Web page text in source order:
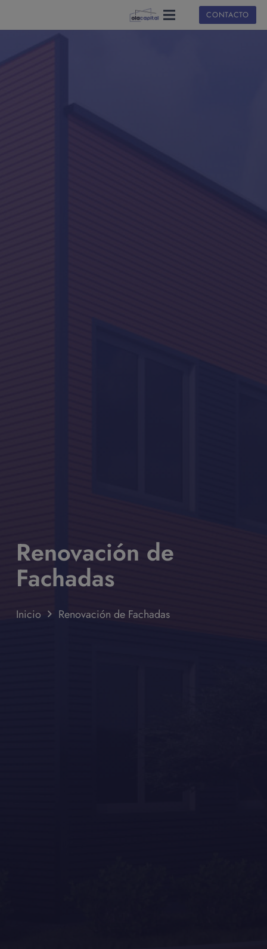
CONTACTO
Renovación de
Fachadas
Inicio Renovación de Fachadas